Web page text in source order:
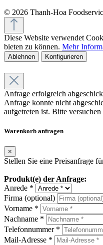
© 2026 Thanh-Hoa
Diese Website verwendet
bieten zu können. Mehr
Ablehnen Konfigurieren
Anfrage erfolgreich
Anfrage konnte nicht
aufgetreten ist. Bitte versuchen
Warenkorb anfragen
×
Stellen Sie eine Preisanfrage
Produkt(e) der Anfrage:
Anrede *
Firma (optional)
Vorname *
Nachname *
Telefonnummer *
Mail-Adresse *